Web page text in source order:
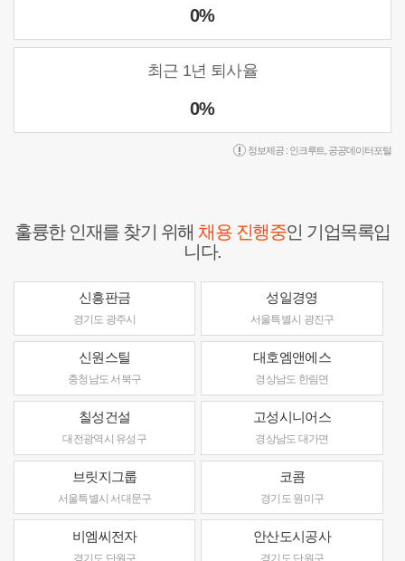
0%
최근 1년 퇴사율
0%
정보제공 : 인크루트 공공데이터포털
훌륭한 인재를 찾기 위해채용 진행중인 기업목록입
니다.
신흥판금
경기도 광주시
성일경영
서울특별시 광진구
신원스틸
충청남도 서북구
대호엠앤에스
경상남도 한림면
칠성건설
대전광역시 유성구
고성시니어스
경상남도 대가면
브릿지그룹
서울특별시 서대문구
코콤
경기도 원미구
비엠씨전자
경기도 단원구
안산도시공사
경기도 단원구